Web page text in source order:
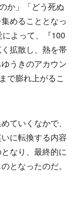
か」「どう死ぬ
めることとなっ
よって、『100
拡散し、熱を帯
うきのアカウン
で膨れ上がるこ
ていくなかで、
に転換する内容
なり、最終的に
となったのだ。